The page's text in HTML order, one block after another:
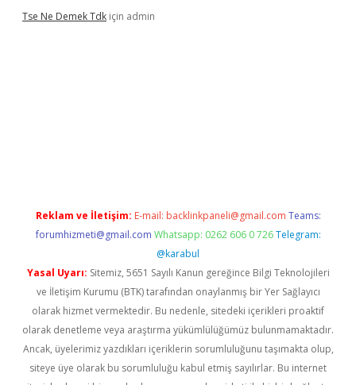
Tse Ne Demek Tdk için admin
Reklam ve İletişim: E-mail: backlinkpaneli@gmail.com Teams:
forumhizmeti@gmail.com Whatsapp: 0262 606 0 726 Telegram:
@karabul
Yasal Uyarı: Sitemiz, 5651 Sayılı Kanun gereğince Bilgi Teknolojileri
ve İletişim Kurumu (BTK) tarafından onaylanmış bir Yer Sağlayıcı
olarak hizmet vermektedir. Bu nedenle, sitedeki içerikleri proaktif
olarak denetleme veya araştırma yükümlülüğümüz bulunmamaktadır.
Ancak, üyelerimiz yazdıkları içeriklerin sorumluluğunu taşımakta olup,
siteye üye olarak bu sorumluluğu kabul etmiş sayılırlar. Bu internet